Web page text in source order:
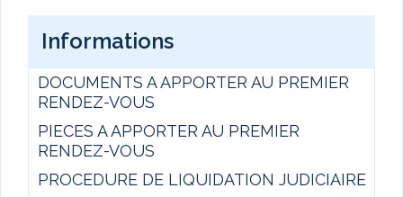
Informations
DOCUMENTS A APPORTER AU PREMIER
RENDEZ-VOUS
PIECES A APPORTER AU PREMIER
RENDEZ-VOUS
PROCEDURE DE LIQUIDATION JUDICIAIRE